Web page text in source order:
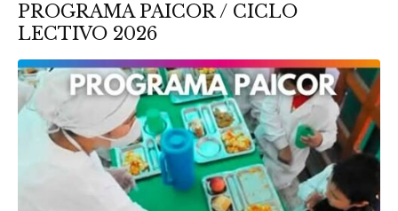
PROGRAMA PAICOR / CICLO
LECTIVO 2026